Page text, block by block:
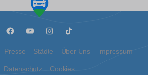
Presse Städte Über Uns Impressum
Datenschutz Cookies